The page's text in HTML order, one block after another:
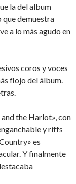
la del album
que demuestra
a lo más agudo en
coros y voces
flojo del álbum.
and the Harlot», con
y riffs
es
Y finalmente